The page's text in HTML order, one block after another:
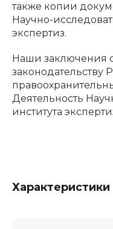
также копии
Научно-
экспертиз.
Наши заключения
Деятельность
института
Характеристики